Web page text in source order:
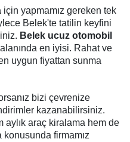
için yapmamız gereken tek
Belek'te tatilin keyfini
Belek ucuz otomobil
en iyisi. Rahat ve
uygun fiyattan sunma
bizi çevrenize
kazanabilirsiniz.
aylık araç kiralama hem de
firmamız